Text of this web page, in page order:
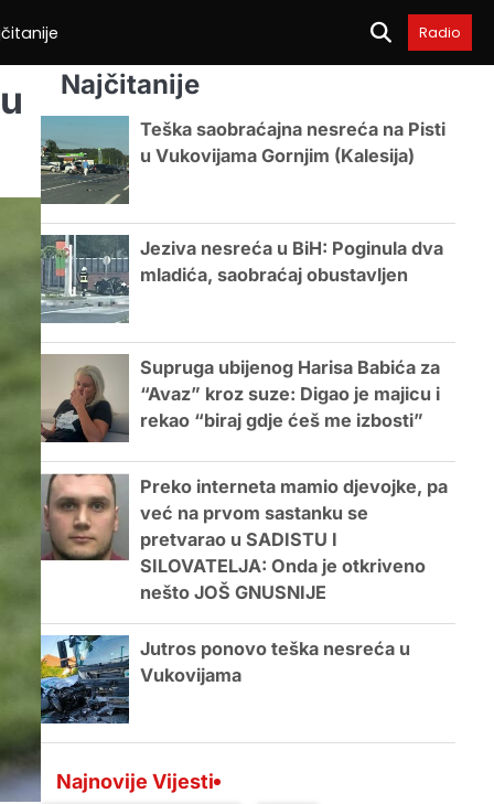
Radio
Najčitanije
Teška saobraćajna nesreća na Pisti
u Vukovijama Gornjim (Kalesija)
Jeziva nesreća u BiH: Poginula dva
mladića, saobraćaj obustavljen
Supruga ubijenog Harisa Babića za
“Avaz” kroz suze: Digao je majicu i
rekao “biraj gdje ćeš me izbosti”
Preko interneta mamio djevojke, pa
već na prvom sastanku se
pretvarao u SADISTU I
SILOVATELJA: Onda je otkriveno
nešto JOŠ GNUSNIJE
Jutros ponovo teška nesreća u
Vukovijama
Najnovije Vijesti